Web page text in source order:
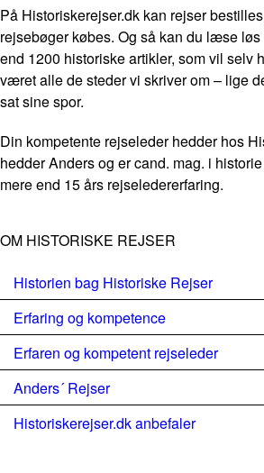
På Historiskerejser.dk kan rejser
rejsebøger købes. Og så kan du læse
end 1200 historiske artikler, som vil selv
været alle de steder vi skriver om – lige
sat sine spor.
Din kompetente rejseleder hedder hos
hedder Anders og er cand. mag. i
mere end 15 års rejseledererfaring.
OM HISTORISKE REJSER
Historien bag Historiske Rejser
Erfaring og kompetence
Erfaren og kompetent rejseleder
Anders´ Rejser
Historiskerejser.dk anbefaler